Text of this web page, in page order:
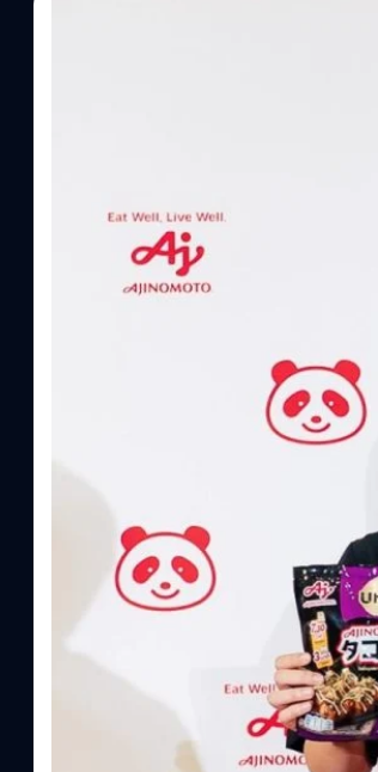
บริษัท อายิโนะโมะโต๊ะ (ประเทศไทย) จำกัด จั
แนวคิดการดำเนินธุรกิจและการพัฒนาผลิต
ผู้บริโภค ท่ามกลางการเติบโตของตลาด
บาท หรือคิดเป็นสัดส่วนราว 8% ของผลิตภัณ
ความรู้หลักรูปแบบผลิตภัณฑ์ / โซลูชันกลุ่มเป้
ประโยชน์จากกรดอะมิโน)aminoVITAL,